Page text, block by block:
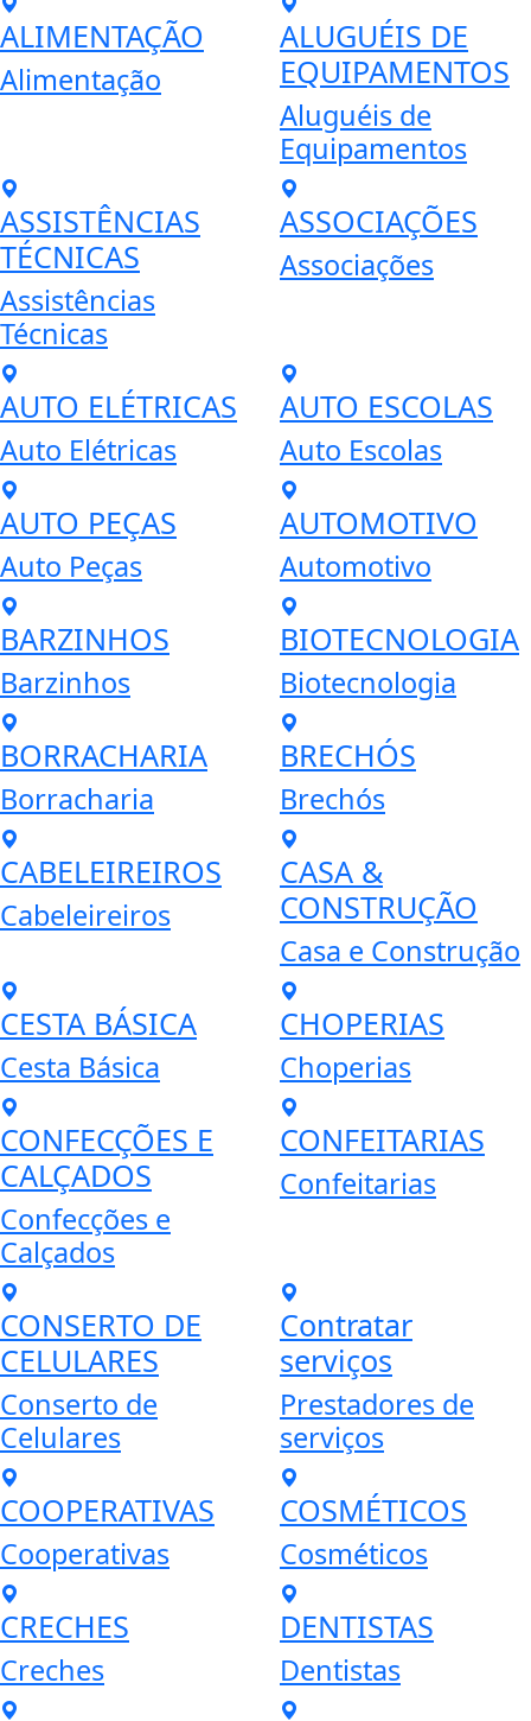
ALIMENTAÇÃO
Alimentação
ALUGUÉIS DE
EQUIPAMENTOS
Aluguéis de
Equipamentos
ASSISTÊNCIAS
TÉCNICAS
Assistências
Técnicas
ASSOCIAÇÕES
Associações
AUTO ELÉTRICAS
Auto Elétricas
AUTO ESCOLAS
Auto Escolas
AUTO PEÇAS
Auto Peças
AUTOMOTIVO
Automotivo
BARZINHOS
Barzinhos
BIOTECNOLOGIA
Biotecnologia
BORRACHARIA
Borracharia
BRECHÓS
Brechós
CABELEIREIROS
Cabeleireiros
CASA &
CONSTRUÇÃO
Casa e Construção
CESTA BÁSICA
Cesta Básica
CHOPERIAS
Choperias
CONFECÇÕES E
CALÇADOS
Confecções e
Calçados
CONFEITARIAS
Confeitarias
CONSERTO DE
CELULARES
Conserto de
Celulares
Contratar
serviços
Prestadores de
serviços
COOPERATIVAS
Cooperativas
COSMÉTICOS
Cosméticos
CRECHES
Creches
DENTISTAS
Dentistas